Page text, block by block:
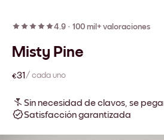
4.9 · 100 mil+ valoraciones
Misty Pine
€31 / cada uno
Sin necesidad de clavos, se
Satisfacción garantizada